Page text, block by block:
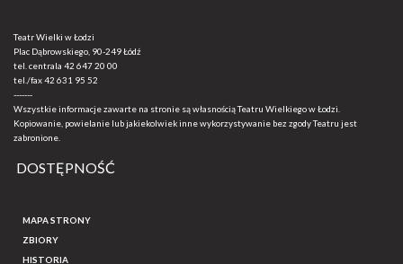
Teatr Wielki w Łodzi
Plac Dąbrowskiego, 90-249 Łódź
tel. centrala 42 647 20 00
tel./fax42 631 95 52
-------
Wszystkie informacje zawarte na stronie są własnością Teatru Wielkiego w Łodzi.
Kopiowanie, powielanie lub jakiekolwiek inne wykorzystywanie bez zgody Teatru jest
zabronione.
DOSTĘPNOŚĆ
MAPA STRONY
ZBIORY
HISTORIA